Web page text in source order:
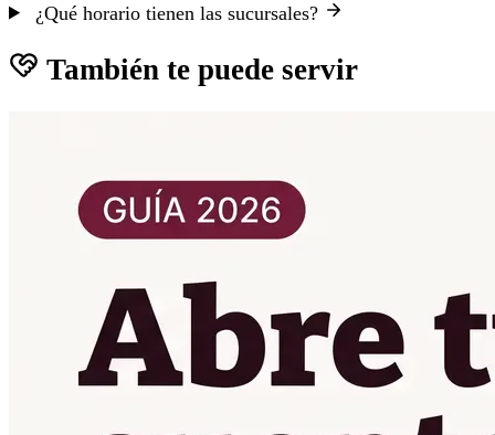
¿Qué horario tienen las sucursales?
También te puede servir